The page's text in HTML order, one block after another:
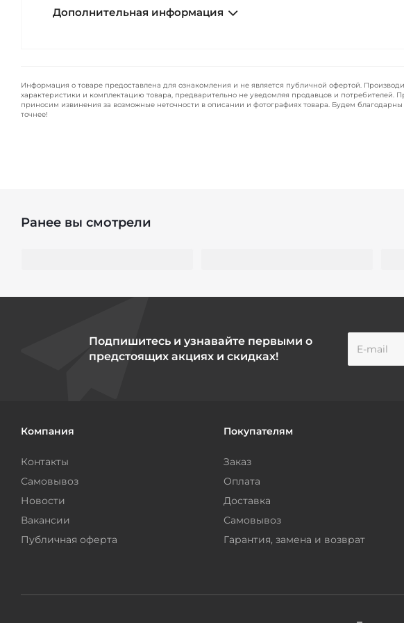
Дополнительная информация
Информация о товаре предоставлена для ознакомления и не является публичной офертой.
характеристики и комплектацию товара, предварительно не уведомляя продавцов и
приносим извинения за возможные неточности в описании и фотографиях товара. Будем благодарны
точнее!
Ранее вы смотрели
Подпишитесь и узнавайте первыми о
предстоящих акциях и скидках!
Компания
Контакты
Самовывоз
Новости
Вакансии
Публичная оферта
Покупателям
Заказ
Оплата
Доставка
Самовывоз
Гарантия, замена и возврат